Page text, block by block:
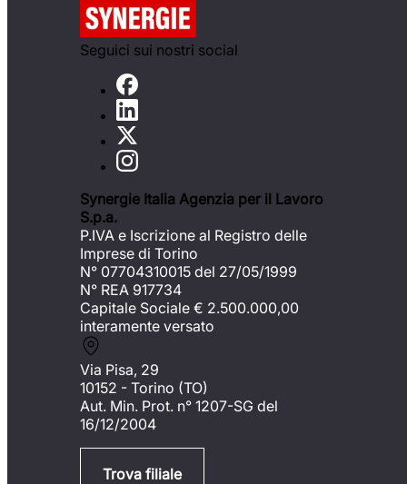
Seguici sui nostri social
Synergie Italia Agenzia per il Lavoro
S.p.a.
P.IVA e Iscrizione al Registro delle
Imprese di Torino
N° 07704310015 del 27/05/1999
N° REA 917734
Capitale Sociale € 2.500.000,00
interamente versato
Via Pisa, 29
10152 - Torino (TO)
Aut. Min. Prot. n° 1207-SG del
16/12/2004
Trova filiale